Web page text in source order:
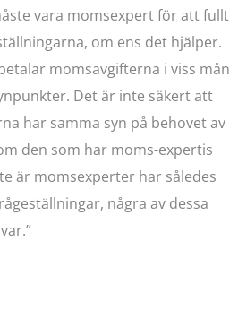
vara momsexpert för att fullt
om ens det hjälper.
momsavgifterna i viss mån
Det är inte säkert att
har samma syn på behovet av
den som har moms-expertis
är momsexperter har således
några av dessa